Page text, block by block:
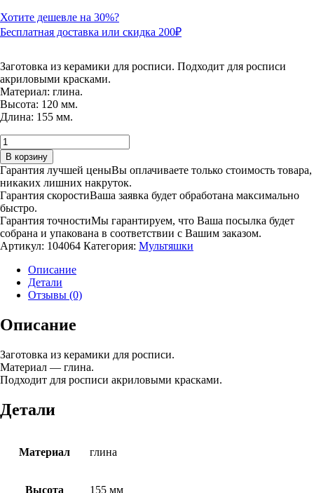
Хотите дешевле на 30%?
Бесплатная доставка или скидка 200₽
Заготовка из керамики для росписи. Подходит для росписи
акриловыми красками.
Материал: глина.
Высота: 120 мм.
Длина: 155 мм.
Количество
товара
Мышь
на
сыре
В корзину
Гарантия лучшей ценыВы оплачиваете только стоимость товара,
никаких лишних накруток.
Гарантия скоростиВаша заявка будет обработана максимально
быстро.
Гарантия точностиМы гарантируем, что Ваша посылка будет
собрана и упакована в соответствии с Вашим заказом.
Артикул: 104064 Категория: Мультяшки
Описание
Детали
Отзывы (0)
Описание
Заготовка из керамики для росписи.
Материал — глина.
Подходит для росписи акриловыми красками.
Детали
Материал глина
Высота 155 мм